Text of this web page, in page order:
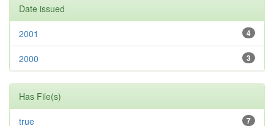
Date issued
4
2001
3
2000
Has File(s)
7
true